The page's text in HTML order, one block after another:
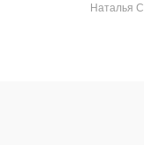
Наталья